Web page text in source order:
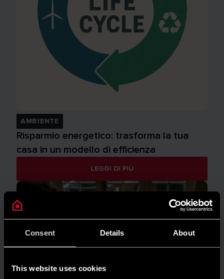
Consent Details About
This website uses cookies
AMBIENTE
Risparmio energetico: trasforma la tua
casa in un modello di efficienza
LEGGI DI PIÙ